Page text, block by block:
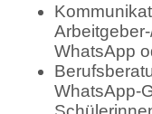
WhatsApp
WhatsApp-